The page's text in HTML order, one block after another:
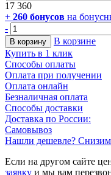
17 360
+ 260 бонусов на
-
В корзину
В корзине
Купить в 1 клик
Способы оплаты
Оплата при получении
Оплата онлайн
Безналичная оплата
Способы доставки
Доставка по России:
Самовывоз
Нашли дешевле?
Если на другом сайте
заявку и мы вам